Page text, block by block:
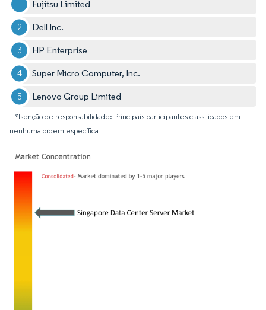
Fujitsu Limited
Dell Inc.
HP Enterprise
Super Micro Computer, Inc.
Lenovo Group Limited
*Isenção de responsabilidade: Principais participantes classificados em
nenhuma ordem específica